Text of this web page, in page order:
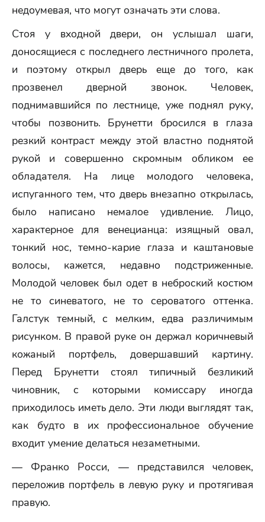
недоумевая, что могут означать эти слова.
Стоя у входной двери, он услышал шаги,
доносящиеся с последнего лестничного пролета,
и поэтому открыл дверь еще до того, как
прозвенел дверной звонок. Человек,
поднимавшийся по лестнице, уже поднял руку,
чтобы позвонить. Брунетти бросился в глаза
резкий контраст между этой властно поднятой
рукой и совершенно скромным обликом ее
обладателя. На лице молодого человека,
испуганного тем, что дверь внезапно открылась,
было написано немалое удивление. Лицо,
характерное для венецианца: изящный овал,
тонкий нос, темно-карие глаза и каштановые
волосы, кажется, недавно подстриженные.
Молодой человек был одет в неброский костюм
не то синеватого, не то сероватого оттенка.
Галстук темный, с мелким, едва различимым
рисунком. В правой руке он держал коричневый
кожаный портфель, довершавший картину.
Перед Брунетти стоял типичный безликий
чиновник, с которыми комиссару иногда
приходилось иметь дело. Эти люди выглядят так,
как будто в их профессиональное обучение
входит умение делаться незаметными.
— Франко Росси, — представился человек,
переложив портфель в левую руку и протягивая
правую.